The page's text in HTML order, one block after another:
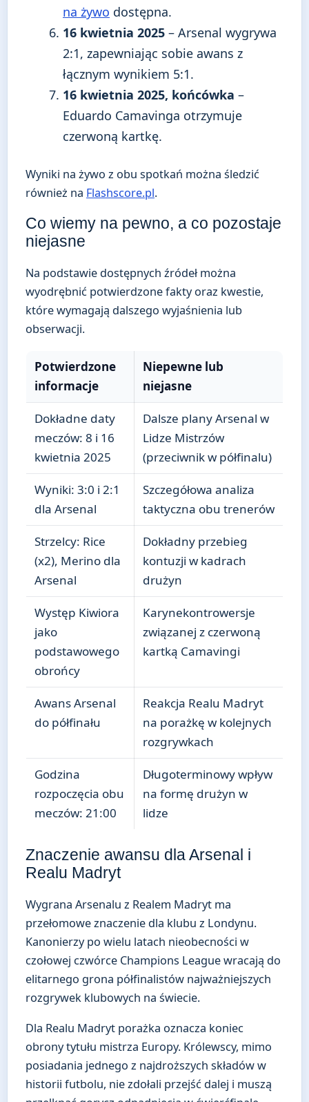
na żywo dostępna.
16 kwietnia 2025 – Arsenal wygrywa
2:1, zapewniając sobie awans z
łącznym wynikiem 5:1.
16 kwietnia 2025, końcówka –
Eduardo Camavinga otrzymuje
czerwoną kartkę.
Wyniki na żywo z obu spotkań można śledzić
również na Flashscore.pl.
Co wiemy na pewno, a co pozostaje
niejasne
Na podstawie dostępnych źródeł można
wyodrębnić potwierdzone fakty oraz kwestie,
które wymagają dalszego wyjaśnienia lub
obserwacji.
Potwierdzone
informacje
Niepewne lub
niejasne
Dokładne daty
meczów: 8 i 16
kwietnia 2025
Dalsze plany Arsenal w
Lidze Mistrzów
(przeciwnik w półfinalu)
Wyniki: 3:0 i 2:1
dla Arsenal
Szczegółowa analiza
taktyczna obu trenerów
Strzelcy: Rice
(x2), Merino dla
Arsenal
Dokładny przebieg
kontuzji w kadrach
drużyn
Występ Kiwiora
jako
podstawowego
obrońcy
Karynekontrowersje
związanej z czerwoną
kartką Camavingi
Awans Arsenal
do półfinału
Reakcja Realu Madryt
na porażkę w kolejnych
rozgrywkach
Godzina
rozpoczęcia obu
meczów: 21:00
Długoterminowy wpływ
na formę drużyn w
lidze
Znaczenie awansu dla Arsenal i
Realu Madryt
Wygrana Arsenalu z Realem Madryt ma
przełomowe znaczenie dla klubu z Londynu.
Kanonierzy po wielu latach nieobecności w
czołowej czwórce Champions League wracają do
elitarnego grona półfinalistów najważniejszych
rozgrywek klubowych na świecie.
Dla Realu Madryt porażka oznacza koniec
obrony tytułu mistrza Europy. Królewscy, mimo
posiadania jednego z najdroższych składów w
historii futbolu, nie zdołali przejść dalej i muszą